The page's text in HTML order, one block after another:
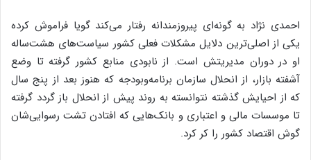
احمدی نژاد به گونه‌ای پیروزمندانه رفتار می‌کند گویا فراموش کرده
یکی از اصلی‌ترین دلایل مشکلات فعلی کشور سیاست‌های هشت‌ساله
او در دوران مدیریتش است. از نابودی منابع کشور گرفته تا وضع
آشفته بازار، از انحلال سازمان برنامه‌وبودجه که هنوز بعد از پنج سال
که از احیایش گذشته نتوانسته به روند پیش از انحلال باز گردد گرفته
تا موسسات مالی و اعتباری و بانک‌هایی که افتادن تشت رسوایی‌شان
گوش اقتصاد کشور را کر کرد.